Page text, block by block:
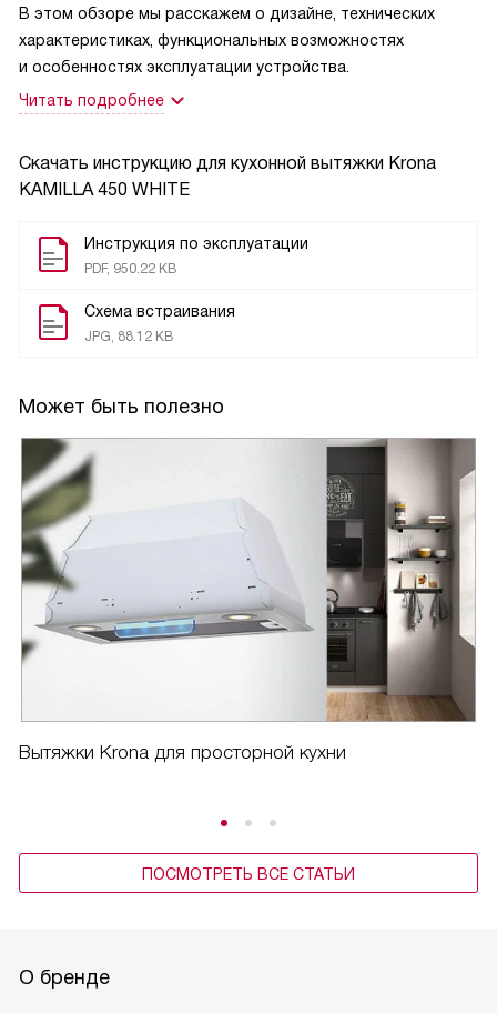
Скачать инструкцию для кухонной вытяжки Krona
KAMILLA 450 WHITE
Инструкция по эксплуатации
PDF, 950.22 KB
Схема встраивания
JPG, 88.12 KB
Может быть полезно
Вытяжки Krona для просторной кухни
ПОСМОТРЕТЬ ВСЕ СТАТЬИ
В этом обзоре мы расскажем о дизайне, технических
характеристиках, функциональных возможностях
и особенностях эксплуатации устройства.
Читать подробнее
О бренде